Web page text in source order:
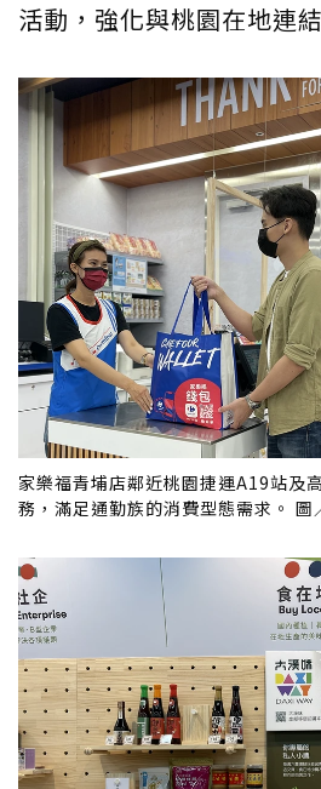
活動，強化與桃園在地連
家樂福青埔店鄰近桃園捷運A19站及
務，滿足通勤族的消費型態需求。 圖